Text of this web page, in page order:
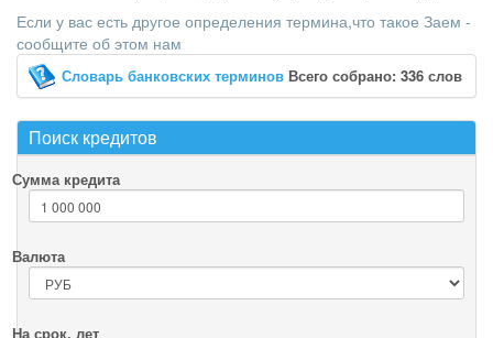
Если у вас есть другое определения термина,что такое Заем -
сообщите об этом нам
Словарь банковских терминов Всего собрано: 336 слов
Поиск кредитов
Сумма кредита
Валюта
На срок, лет